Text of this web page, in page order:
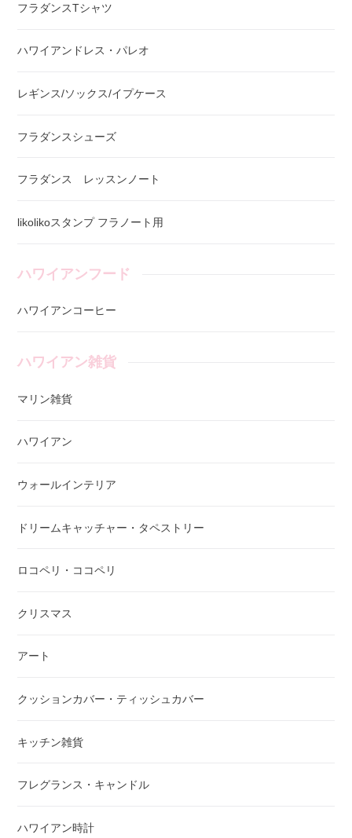
フラダンスTシャツ
ハワイアンドレス・パレオ
レギンス/ソックス/イプケース
フラダンスシューズ
フラダンス レッスンノート
likolikoスタンプ フラノート用
ハワイアンフード
ハワイアンコーヒー
ハワイアン雑貨
マリン雑貨
ハワイアン
ウォールインテリア
ドリームキャッチャー・タペストリー
ロコペリ・ココペリ
クリスマス
アート
クッションカバー・ティッシュカバー
キッチン雑貨
フレグランス・キャンドル
ハワイアン時計